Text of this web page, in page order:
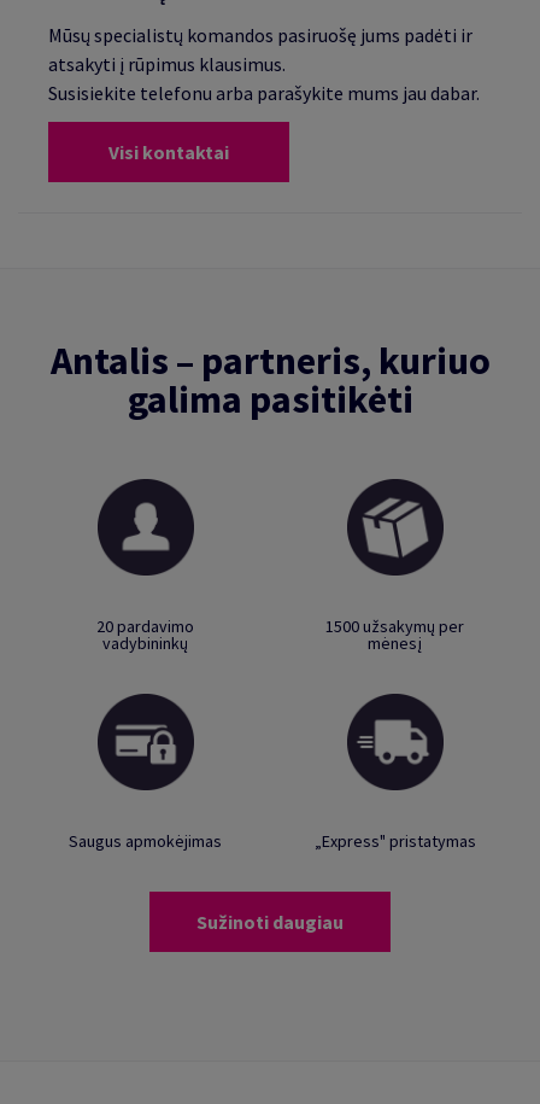
Mūsų specialistų komandos pasiruošę jums padėti ir
atsakyti į rūpimus klausimus.
Susisiekite telefonu arba parašykite mums jau dabar.
Visi kontaktai
Antalis – partneris, kuriuo
galima pasitikėti
20 pardavimo
vadybininkų
1500 užsakymų per
mėnesį
Saugus apmokėjimas „Express" pristatymas
Sužinoti daugiau